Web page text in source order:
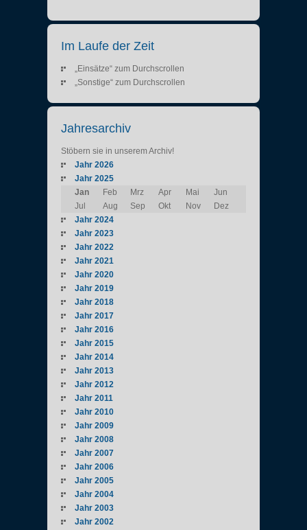
Im Laufe der Zeit
„Einsätze“ zum Durchscrollen
„Sonstige“ zum Durchscrollen
Jahresarchiv
Stöbern sie in unserem Archiv!
Jahr 2026
Jahr 2025
Jan
Feb Mrz Apr Mai
Jun
Jul
Aug Sep Okt Nov
Dez
Jahr 2024
Jahr 2023
Jahr 2022
Jahr 2021
Jahr 2020
Jahr 2019
Jahr 2018
Jahr 2017
Jahr 2016
Jahr 2015
Jahr 2014
Jahr 2013
Jahr 2012
Jahr 2011
Jahr 2010
Jahr 2009
Jahr 2008
Jahr 2007
Jahr 2006
Jahr 2005
Jahr 2004
Jahr 2003
Jahr 2002